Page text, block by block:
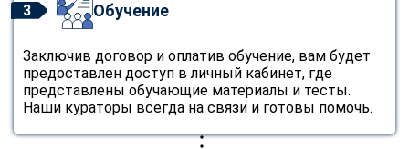
3 Обучение
Заключив договор и оплатив обучение, вам будет
предоставлен доступ в личный кабинет, где
представлены обучающие материалы и тесты.
Наши кураторы всегда на связи и готовы помочь.